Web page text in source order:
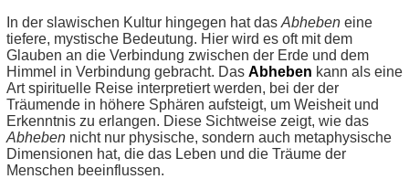
In der slawischen Kultur hingegen hat das Abheben eine
tiefere, mystische Bedeutung. Hier wird es oft mit dem
Glauben an die Verbindung zwischen der Erde und dem
Himmel in Verbindung gebracht. Das Abheben kann als eine
Art spirituelle Reise interpretiert werden, bei der der
Träumende in höhere Sphären aufsteigt, um Weisheit und
Erkenntnis zu erlangen. Diese Sichtweise zeigt, wie das
Abheben nicht nur physische, sondern auch metaphysische
Dimensionen hat, die das Leben und die Träume der
Menschen beeinflussen.